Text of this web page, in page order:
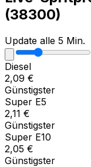
(38300)
Update alle 5 Min.
Diesel
2,09 €
Günstigster
Super E5
2,11 €
Günstigster
Super E10
2,05 €
Günstigster